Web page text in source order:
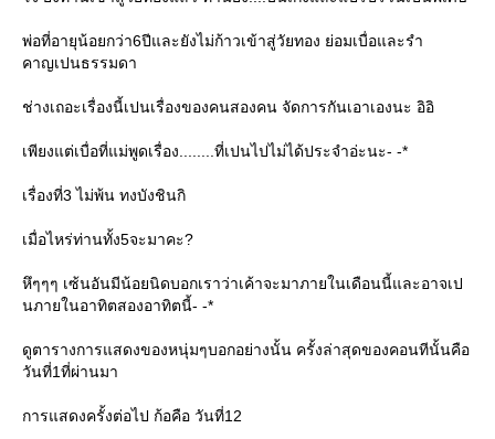
พ่อที่อายุน้อยกว่า6ปีและยังไม่ก้าวเข้าสู่วัยทอง ย่อมเบื่อและรำ
คาญเปนธรรมดา
ช่างเถอะเรื่องนี้เปนเรื่องของคนสองคน จัดการกันเอาเองนะ อิอิ
เพียงแต่เบื่อที่แม่พูดเรื่อง........ที่เปนไปไม่ได้ประจำอ่ะนะ- -*
เรื่องที่3 ไม่พ้น ทงบังชินกิ
เมื่อไหร่ท่านทั้ง5จะมาคะ?
หึๆๆๆ เซ้นอันมีน้อยนิดบอกเราว่าเค้าจะมาภายในเดือนนี้และอาจเป
นภายในอาทิตสองอาทิตนี้- -*
ดูตารางการแสดงของหนุ่มๆบอกอย่างนั้น ครั้งล่าสุดของคอนทีนั้นคือ
วันที่1ที่ผ่านมา
การแสดงครั้งต่อไป ก้อคือ วันที่12